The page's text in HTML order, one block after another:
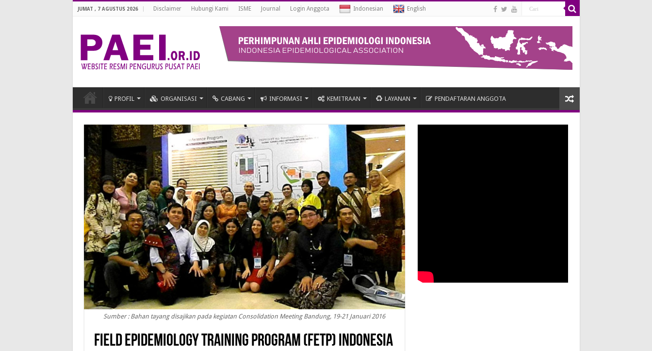
JUMAT , 7 AGUSTUS 2026 Disclaimer Hubungi Kami ISME Journal Login Anggota Indonesian English
PROFIL ORGANISASI CABANG INFORMASI KEMITRAAN LAYANAN PENDAFTARAN ANGGOTA
Sumber : Bahan tayang disajikan pada kegiatan Consolidation Meeting Bandung, 19-21 Januari 2016
Field Epidemiology Training Program (FETP) Indonesia